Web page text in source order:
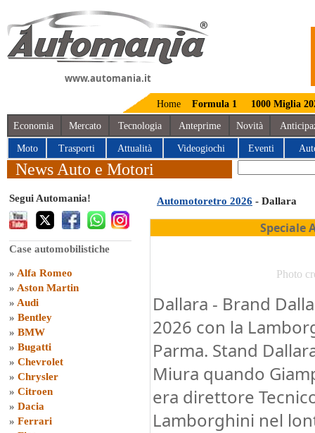
www.automania.it
Home Formula 1 1000 Miglia
Economia Mercato Tecnologia Anteprime Novità
Moto Trasporti Attualità Videogiochi Eventi
News Auto e Motori
Segui Automania!
Case automobilistiche
» Alfa Romeo
» Aston Martin
» Audi
» Bentley
» BMW
» Bugatti
» Chevrolet
» Chrysler
» Citroen
» Dacia
» Ferrari
Automotoretro 2026 - Dallara
Speciale
Photo
Dallara - Brand
2026 con la
Parma. Stand
Miura quando
era direttore
Lamborghini nel